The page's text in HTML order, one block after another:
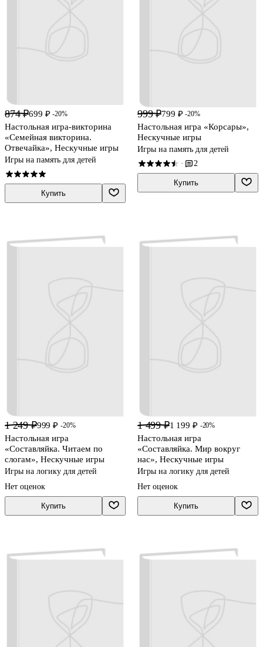
874 ₽699 ₽ -20%
Настольная игра-викторина
«Семейная викторина.
Отвечайка», Нескучные игры
Игры на память для детей
Купить
999 ₽799 ₽ -20%
Настольная игра «Корсары»,
Нескучные игры
Игры на память для детей
· 2
Купить
1 249 ₽999 ₽ -20%
Настольная игра
«Составляйка. Читаем по
слогам», Нескучные игры
Игры на логику для детей
Нет оценок
Купить
1 499 ₽1 199 ₽ -20%
Настольная игра
«Составляйка. Мир вокруг
нас», Нескучные игры
Игры на логику для детей
Нет оценок
Купить